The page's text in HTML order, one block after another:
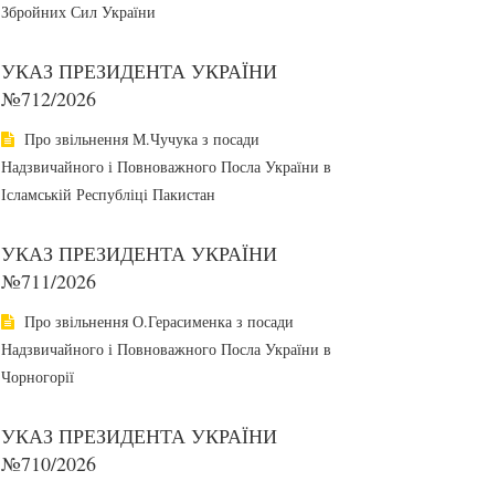
Збройних Сил України
УКАЗ ПРЕЗИДЕНТА УКРАЇНИ
№712/2026
Про звільнення М.Чучука з посади
Надзвичайного і Повноважного Посла України в
Ісламській Республіці Пакистан
УКАЗ ПРЕЗИДЕНТА УКРАЇНИ
№711/2026
Про звільнення О.Герасименка з посади
Надзвичайного і Повноважного Посла України в
Чорногорії
УКАЗ ПРЕЗИДЕНТА УКРАЇНИ
№710/2026